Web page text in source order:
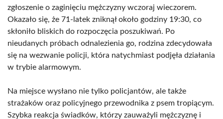
zgłoszenie o zaginięciu mężczyzny wczoraj wieczorem.
Okazało się, że 71-latek zniknął około godziny 19:30, co
skłoniło bliskich do rozpoczęcia poszukiwań. Po
nieudanych próbach odnalezienia go, rodzina zdecydowała
się na wezwanie policji, która natychmiast podjęła działania
w trybie alarmowym.
Na miejsce wysłano nie tylko policjantów, ale także
strażaków oraz policyjnego przewodnika z psem tropiącym.
Szybka reakcja świadków, którzy zauważyli mężczyznę i